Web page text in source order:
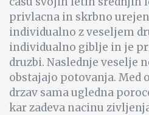
privlacna in skrbno
individualno z veseljem
individualno giblje in je
druzbi. Naslednje veselje
obstajajo potovanja. Med
drzav sama ugledna
kar zadeva nacinu